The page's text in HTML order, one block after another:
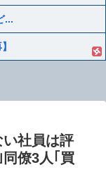
...
社員は評
僚3人｢買